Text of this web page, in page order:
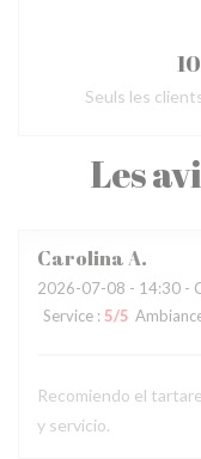
Les
CarolinaA
2026-07-08 - 14:30 -
Service : 5/5
Recomiendo el
y servicio.
Seuls les